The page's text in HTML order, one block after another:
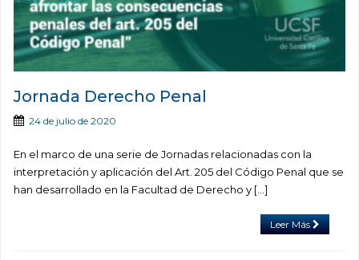
Jornada Derecho Penal
24 de julio de 2020
En el marco de una serie de Jornadas relacionadas con la
interpretación y aplicación del Art. 205 del Código Penal que se
han desarrollado en la Facultad de Derecho y […]
Leer Más